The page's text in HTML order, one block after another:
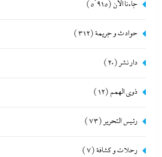
جاءنا الآن (5٬915)
حوادث و جريمة(312)
دار نشر (20)
ذوى الهمم (12)
رئيس التحرير (73)
رحلات و كشافة(7)